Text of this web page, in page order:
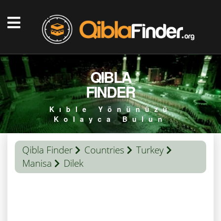
QIBLA
FINDER
Kıble Yönünüzü
Kolayca Bulun
Qibla Finder Countries
Turkey
Manisa
Dilek